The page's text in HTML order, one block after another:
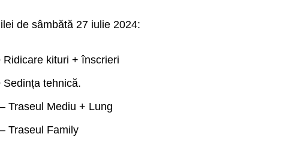
de sâmbătă 27 iulie 2024:
Ridicare kituri + înscrieri
Sedința tehnică.
Traseul Mediu + Lung
Traseul Family